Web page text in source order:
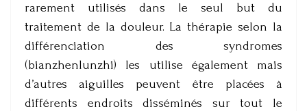
rarement utilisés dans le seul but du
traitement de la douleur. La thérapie selon la
différenciation des syndromes
(bianzhenlunzhi) les utilise également mais
d’autres aiguilles peuvent être placées à
différents endroits disséminés sur tout le